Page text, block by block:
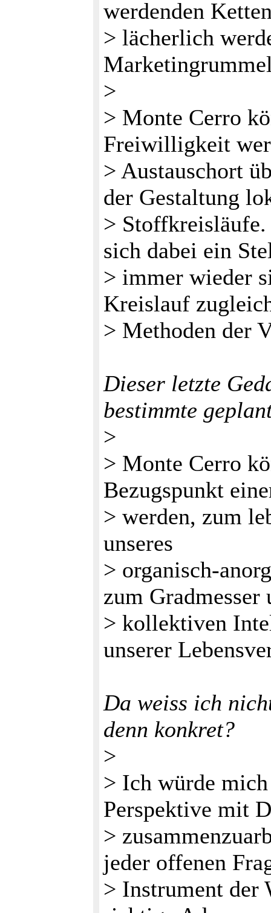
werdenden
> lächerlich
>
> Monte Cerro
Freiwilligkeit
> Austauschort
der Gestaltung
>
sich dabei ein
> immer wieder
Kreislauf
> Methoden der
Dieser letzte
bestimmte
>
> Monte Cerro
Bezugspunkt
> werden, zum
unseres
> organisch-
zum Gradmesser
> kollektiven
unserer
Da weiss ich
denn konkret?
>
> Ich würde
Perspektive mit
>
jeder offenen
> Instrument der